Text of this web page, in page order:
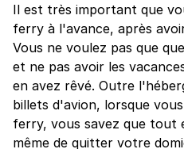
Il est très important que
ferry à l'avance, après
Vous ne voulez pas que
et ne pas avoir les
en avez rêvé. Outre
billets d'avion, lorsque
ferry, vous savez que tout
même de quitter votre